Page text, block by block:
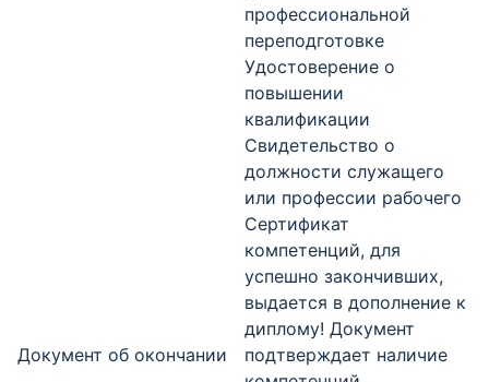
Документ об окончании
профессиональной
переподготовке
Удостоверение о
повышении
квалификации
Свидетельство о
должности служащего
или профессии рабочего
Сертификат
компетенций, для
успешно закончивших,
выдается в дополнение к
диплому! Документ
подтверждает наличие